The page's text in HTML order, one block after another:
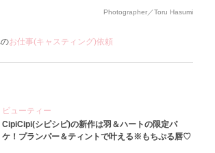
Photographer／Toru Hasumi
お仕事(キャスティング)依頼
ビューティー
CipiCipi(シピシピ)の新作は羽＆ハートの限定パ
ケ！プランパー＆ティントで叶える※もちぷる唇♡